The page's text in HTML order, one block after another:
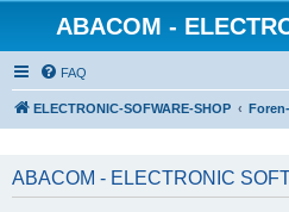
ABACOM -
FAQ
ELECTRONIC-SOFWARE-SHOP
ABACOM - ELECTRONIC